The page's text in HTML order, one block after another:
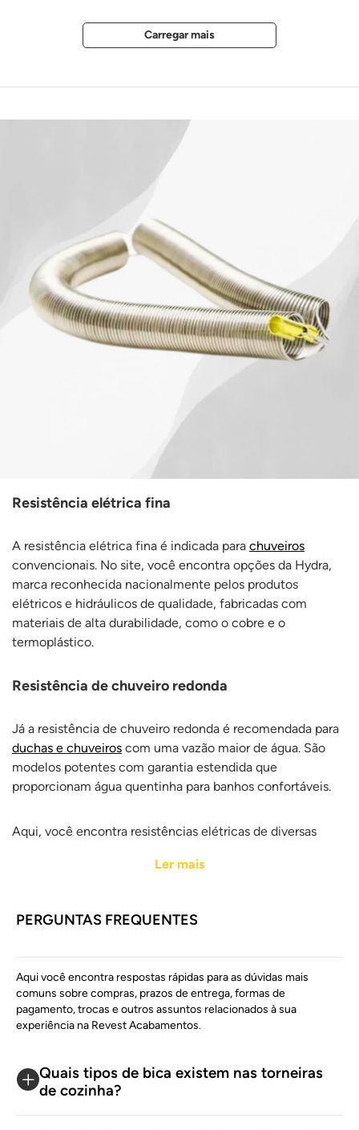
Resistência elétrica fina
A resistência elétrica fina é indicada para chuveiros
convencionais. No site, você encontra opções da Hydra,
marca reconhecida nacionalmente pelos produtos
elétricos e hidráulicos de qualidade, fabricadas com
materiais de alta durabilidade, como o cobre e o
termoplástico.
Resistência de chuveiro redonda
Já a resistência de chuveiro redonda é recomendada para
duchas e chuveiros com uma vazão maior de água. São
modelos potentes com garantia estendida que
proporcionam água quentinha para banhos confortáveis.
Aqui, você encontra resistências elétricas de diversas
Slim
chuveiro? Agora é só aproveitar o banho quentinho! Ah, e
para garantir água quente durante o ano todo, confira
nossa seleção de torneiras elétricas!
materiais para a sua obra!Boas compras!
Ler mais
PERGUNTAS FREQUENTES
Aqui você encontra respostas rápidas para as dúvidas mais
comuns sobre compras, prazos de entrega, formas de
pagamento, trocas e outros assuntos relacionados à sua
experiência na Revest Acabamentos.
Quais tipos de bica existem nas torneiras
de cozinha?